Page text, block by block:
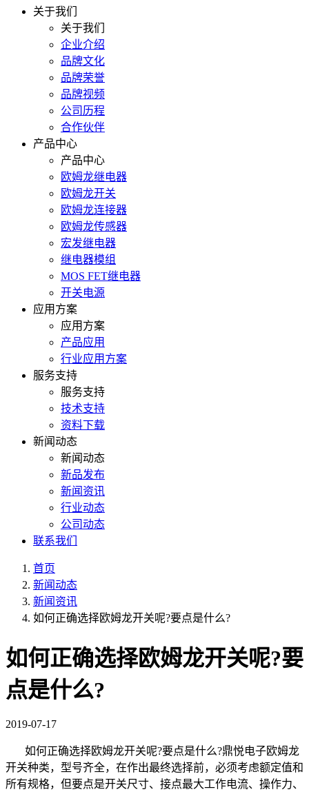
关于我们
关于我们
企业介绍
品牌文化
品牌荣誉
品牌视频
公司历程
合作伙伴
产品中心
产品中心
欧姆龙继电器
欧姆龙开关
欧姆龙连接器
欧姆龙传感器
宏发继电器
继电器模组
MOS FET继电器
开关电源
应用方案
应用方案
产品应用
行业应用方案
服务支持
服务支持
技术支持
资料下载
新闻动态
新闻动态
新品发布
新闻资讯
行业动态
公司动态
联系我们
首页
新闻动态
新闻资讯
如何正确选择欧姆龙开关呢?要点是什么?
如何正确选择欧姆龙开关呢?要
点是什么?
2019-07-17
如何正确选择欧姆龙开关呢?要点是什么?鼎悦电子欧姆龙
开关种类，型号齐全，在作出最终选择前，必须考虑额定值和
所有规格，但要点是开关尺寸、接点最大工作电流、操作力、